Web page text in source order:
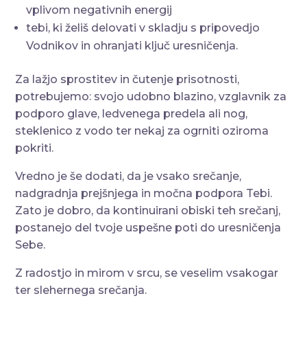
vplivom negativnih energij
tebi, ki želiš delovati v skladju s pripovedjo
Vodnikov in ohranjati ključ uresničenja.
Za lažjo sprostitev in čutenje prisotnosti,
potrebujemo: svojo udobno blazino, vzglavnik za
podporo glave, ledvenega predela ali nog,
steklenico z vodo ter nekaj za ogrniti oziroma
pokriti.
Vredno je še dodati, da je vsako srečanje,
nadgradnja prejšnjega in močna podpora Tebi.
Zato je dobro, da kontinuirani obiski teh srečanj,
postanejo del tvoje uspešne poti do uresničenja
Sebe.
Z radostjo in mirom v srcu, se veselim vsakogar
ter slehernega srečanja.